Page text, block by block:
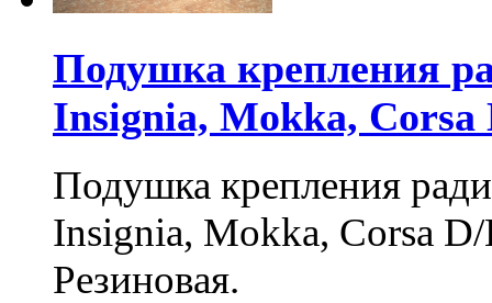
Подушка крепления
Insignia, Mokka, Corsa
Подушка крепления
Insignia, Mokka, Corsa
Резиновая.